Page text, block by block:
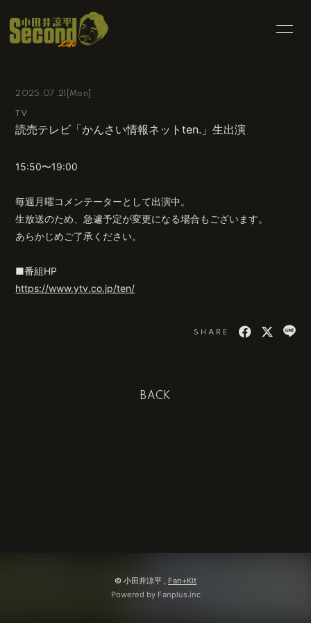
SCHEDULE
BLOG MOVIE
PHOTO
CONTACT
会員登録 ログイン
2025.07.21 [Mon]
TV
読売テレビ「かんさい情報ネットten.」生出演
15:50〜19:00
毎週月曜コメンテーターとして出演中。
生放送のため、急遽予定が変更になる場合もございます。
あらかじめご了承ください。
■番組HP
https://www.ytv.co.jp/ten/
SHARE
BACK
© 小田井涼平 , Fan+Kit
Powered by Fanplus.inc